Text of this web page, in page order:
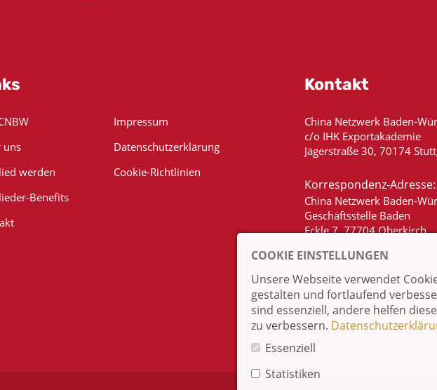
uns
werden
Benefits
Impressum
Datenschutzerklärung
Cookie-Richtlinien
Kontakt
China Netzwerk Baden-
c/o IHK Exportakademie
Jägerstraße 30, 70174
Korrespondenz-Adresse:
China Netzwerk Baden-
Geschäftsstelle Baden
Eckle 7, 77704 Oberkirch
info@china-bw.net
COOKIE EINSTELLUNGEN
Unsere Webseite verwendet
gestalten und fortlaufend
sind essenziell, andere helfen
zu verbessern.
Essenziell
Statistiken